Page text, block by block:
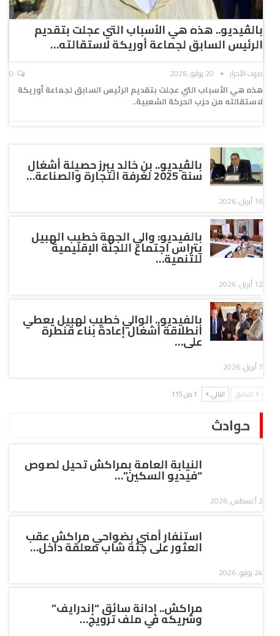
بالڤيديو.. هذه هي الأسباب التي عجلت بتقديم
الرئيس السابق لجماعة أوريكة لاستقالته…
صوت الأحرار 20 يوليو, 2026
هذه هي الأسباب التي عجلت بتقديم الرئيس السابق لجماعة أوريكة
لاستقالته من حزب الحركة الشعبية..
بالڤيديو.. بن خالد يبرز حصيلة أشغال
سنة 2025 لغرفة التجارة والصناعة…
16 أبريل, 2026
بالفيديو: والي الجهة خطيب الهبيل
يتراس اجتماع اللجنة الإقليمية
للتنمية…
12 أبريل, 2026
بالفيديو.. الوالي خطيب لهبيل يعطي
انطلاقة أشغال إعادة بناء قنطرة
على…
7 أبريل, 2026
السابق التالي 1 من 115
حوادث
النيابة العامة بمراكش تحيل لصوص
“فيديو السكين”…
2 أغسطس, 2026
استنفار أمني بضواحي مراكش عقب
العثور على جثة شاب معلقة داخل…
24 يوليو, 2026
مراكش.. إدانة سائق “إندرايف”
وشريكه في ملف ترويج…